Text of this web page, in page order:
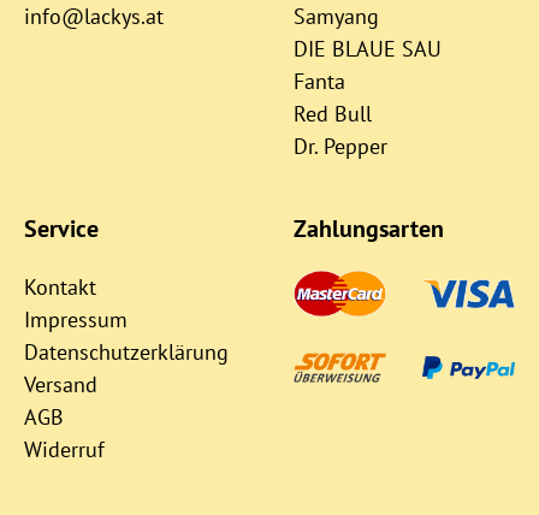
info@lackys.at
Samyang
DIE BLAUE SAU
Fanta
Red Bull
Dr. Pepper
Service
Kontakt
Impressum
Datenschutzerklärung
Versand
AGB
Widerruf
Zahlungsarten